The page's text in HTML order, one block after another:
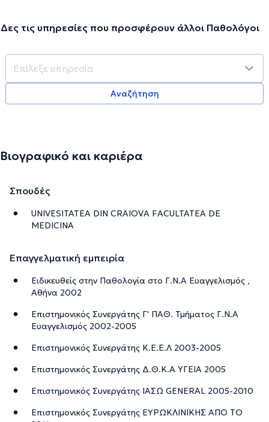
Δες τις υπηρεσίες που προσφέρουν άλλοι Παθολόγοι
Αναζήτηση
Βιογραφικό και καριέρα
Σπουδές
UNIVESITATEA DIN CRAIOVA FACULTATEA DE
MEDICINA
Επαγγελματική εμπειρία
Ειδικευθείς στην Παθολογία στο Γ.Ν.Α Ευαγγελισμός ,
Αθήνα 2002
Επιστημονικός Συνεργάτης Γ' ΠΑΘ. Τμήματος Γ.Ν.Α
Ευαγγελισμός 2002-2005
Επιστημονικός Συνεργάτης Κ.Ε.Ε.Λ 2003-2005
Επιστημονικός Συνεργάτης Δ.Θ.Κ.Α ΥΓΕΙΑ 2005
Επιστημονικός Συνεργάτης ΙΑΣΩ GENERAL 2005-2010
Επιστημονικός Συνεργάτης ΕΥΡΩΚΛΙΝΙΚΗΣ ΑΠΟ ΤΟ